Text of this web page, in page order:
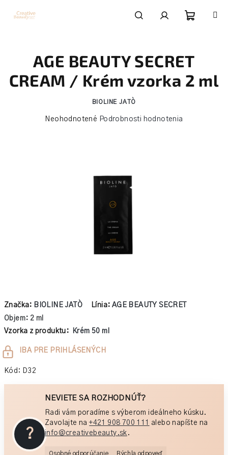
košík
Značka: BIOLINE JATÒ Línia: AGE BEAUTY SECRET
Objem: 2 ml
Vzorka z produktu:
Krém 50 ml
Jednotková
cena:
IBA PRE PRIHLÁSENÝCH
Kód: D32
?
NEVIETE SA ROZHODNÚŤ?
Radi vám poradíme s výberom ideálneho kúsku.
Zavolajte na+421 908 700 111
alebo napíšte na
info@creativebeauty.sk .
Osobné odporúčanie Rýchla odpoveď
AGE BEAUTY SECRET
CREAM / Krém vzorka 2 ml
BIOLINE JATÒ
Priemerné
Neohodnotené Podrobnosti hodnotenia